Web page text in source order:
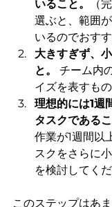
いること。
（
選ぶと、範囲
いるのでおすす
大きすぎず、
と。
チーム内
イズを表すも
理想的には1週
タスクであるこ
作業が1週間以
スクをさらに
を検討してくだ
このステップはあ